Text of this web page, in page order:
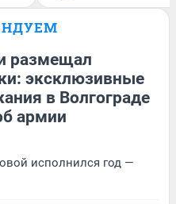
размещал
эксклюзивные
в Волгограде
армии
исполнился год —